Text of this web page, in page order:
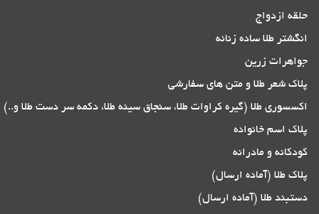
حلقه ازدواج
انگشتر طلا ساده زنانه
جواهرات زرین
پلاک شعر طلا و متن های سفارشی
اکسسوری طلا (گیره کراوات طلا، سنجاق سینه طلا، دکمه سر دست طلا و..)
پلاک اسم خانواده
کودکانه و مادرانه
پلاک طلا (آماده ارسال)
دستبند طلا (آماده ارسال)